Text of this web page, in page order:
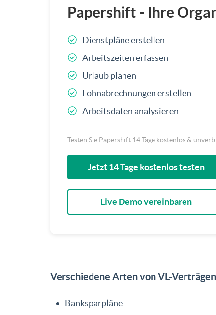
Papershift - Ihre
Dienstpläne erstellen
Arbeitszeiten erfassen
Urlaub planen
Lohnabrechnungen erstellen
Arbeitsdaten analysieren
Testen Sie Papershift 14 Tage kostenlos &
Jetzt 14 Tage kostenlos testen
Live Demo vereinbaren
Verschiedene Arten von VL-Verträgen
Bank­sparpläne